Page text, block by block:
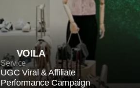
VOILA
Service
UGC Viral & Affiliate
Performance Campaign